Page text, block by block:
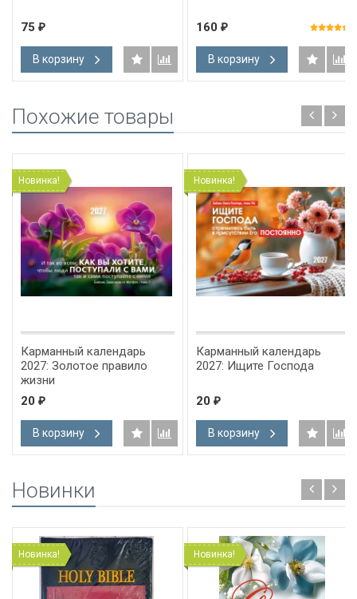
75 ₽
В корзину
160 ₽
В корзину
Похожие товары
Новинка!
Карманный календарь
2027: Золотое правило
жизни
20 ₽
В корзину
Новинка!
Карманный календарь
2027: Ищите Господа
20 ₽
В корзину
Новинки
Новинка! Новинка!